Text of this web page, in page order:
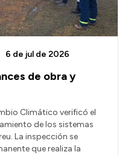
de obra y
6 de jul de 2026
Climático verificó el
de los sistemas
La inspección se
que realiza la